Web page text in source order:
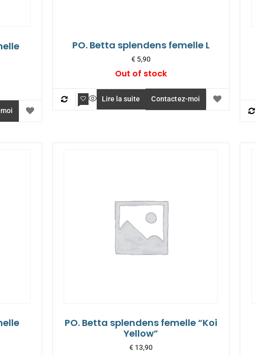
PO. Betta splendens femelle L
€5,90
Out of stock
Lire la suite Contactez-moi
PO. Betta splendens femelle “Koi
Yellow”
€13,90